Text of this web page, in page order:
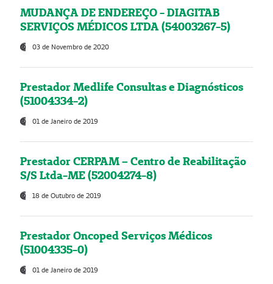
MUDANÇA DE ENDEREÇO - DIAGITAB
SERVIÇOS MÉDICOS LTDA (54003267-5)
03 de Novembro de 2020
Prestador Medlife Consultas e Diagnósticos
(51004334-2)
01 de Janeiro de 2019
Prestador CERPAM – Centro de Reabilitação
S/S Ltda-ME (52004274-8)
18 de Outubro de 2019
Prestador Oncoped Serviços Médicos
(51004335-0)
01 de Janeiro de 2019